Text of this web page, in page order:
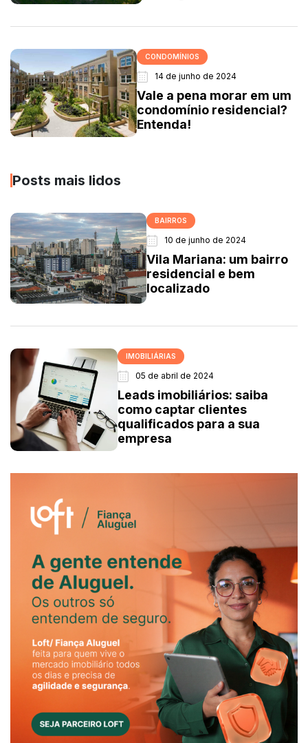
CONDOMÍNIOS
14 de junho de 2024
Vale a pena morar em um
condomínio residencial?
Entenda!
Posts mais lidos
BAIRROS
10 de junho de 2024
Vila Mariana: um bairro
residencial e bem
localizado
IMOBILIÁRIAS
05 de abril de 2024
Leads imobiliários: saiba
como captar clientes
qualificados para a sua
empresa